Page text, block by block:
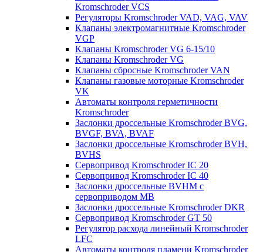
Kromschroder VCS
Регуляторы Kromschroder VAD, VAG, VAV
Клапаны электромагнитные Kromschroder
VGP
Клапаны Kromschroder VG 6-15/10
Клапаны Kromschroder VG
Клапаны сбросные Kromschroder VAN
Клапаны газовые моторные Kromschroder
VK
Автоматы контроля герметичности
Kromschroder
Заслонки дроссельные Kromschroder BVG,
BVGF, BVA, BVAF
Заслонки дроссельные Kromschroder BVH,
BVHS
Сервопривод Kromschroder IC 20
Сервопривод Kromschroder IC 40
Заслонки дроссельные BVHM с
сервоприводом МВ
Заслонки дроссельные Kromschroder DKR
Cервопривод Kromschroder GT 50
Регулятор расхода линейный Kromschroder
LFC
Автоматы контроля пламени Kromschroder